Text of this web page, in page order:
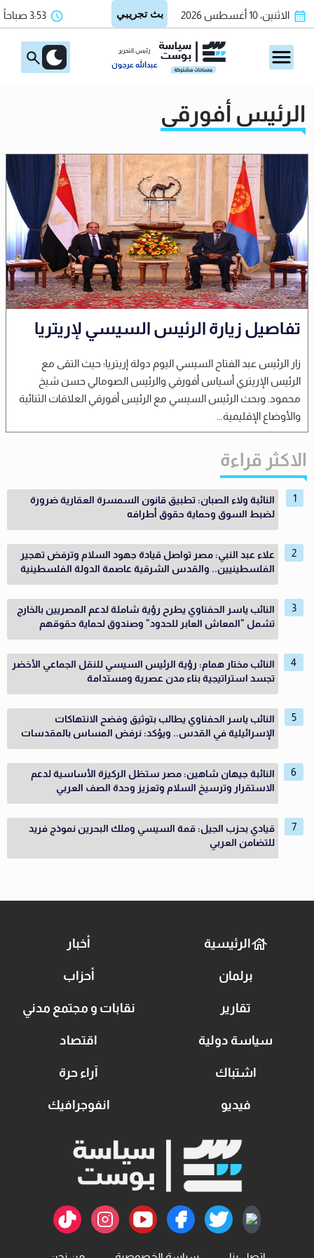
الاثنين، 10 أغسطس 2026 3:53 صباحاً
رئيس التحرير
عبدالله عرجون
الرئيس أفورقي
تفاصيل زيارة الرئيس السيسي لإريتريا
زار الرئيس عبد الفتاح السيسي اليوم دولة إريتريا؛ حيث التقى مع
الرئيس الإريتري أسياس أفورقي والرئيس الصومالي حسن شيخ
محمود. وبحث الرئيس السيسي مع الرئيس أفورقي العلاقات الثنائية
والأوضاع الإقليمية...
الاكثر قراءة
النائبة ولاء الصبان: تطبيق قانون السمسرة العقارية ضرورة
لضبط السوق وحماية حقوق أطرافه
علاء عبد النبي: مصر تواصل قيادة جهود السلام وترفض تهجير
الفلسطينيين.. والقدس الشرقية عاصمة الدولة الفلسطينية
النائب ياسر الحفناوي يطرح رؤية شاملة لدعم المصريين بالخارج
تشمل "المعاش العابر للحدود" وصندوق لحماية حقوقهم
النائب مختار همام: رؤية الرئيس السيسي للنقل الجماعي الأخضر
تجسد استراتيجية بناء مدن عصرية ومستدامة
النائب ياسر الحفناوي يطالب بتوثيق وفضح الانتهاكات
الإسرائيلية في القدس.. ويؤكد: نرفض المساس بالمقدسات
النائبة جيهان شاهين: مصر ستظل الركيزة الأساسية لدعم
الاستقرار وترسيخ السلام وتعزيز وحدة الصف العربي
قيادي بحزب الجيل: قمة السيسي وملك البحرين نموذج فريد
للتضامن العربي
الرئيسية أخبار
برلمان أحزاب
تقارير نقابات و مجتمع مدني
سياسة دولية اقتصاد
اشتباك آراء حرة
فيديو انفوجرافيك